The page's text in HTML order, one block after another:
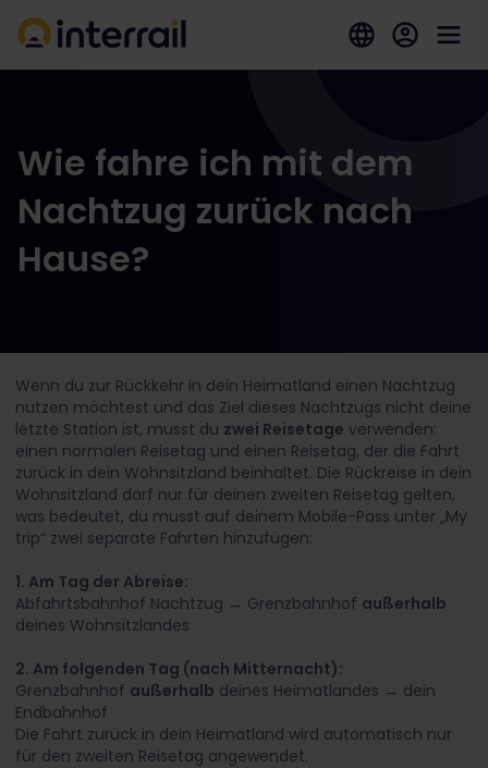
Wie fahre ich mit dem
Nachtzug zurück nach
Hause?
Wenn du zur Rückkehr in dein Heimatland einen Nachtzug
nutzen möchtest und das Ziel dieses Nachtzugs nicht deine
letzte Station ist, musst du zwei Reisetage verwenden:
einen normalen Reisetag und einen Reisetag, der die Fahrt
zurück in dein Wohnsitzland beinhaltet. Die Rückreise in dein
Wohnsitzland darf nur für deinen zweiten Reisetag gelten,
was bedeutet, du musst auf deinem Mobile-Pass unter „My
trip“ zwei separate Fahrten hinzufügen:
1. Am Tag der Abreise:
Abfahrtsbahnhof Nachtzug → Grenzbahnhof außerhalb
deines Wohnsitzlandes
2. Am folgenden Tag (nach Mitternacht):
Grenzbahnhof außerhalb deines Heimatlandes → dein
Endbahnhof
Die Fahrt zurück in dein Heimatland wird automatisch nur
für den zweiten Reisetag angewendet.